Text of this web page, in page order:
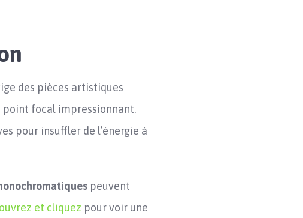
des pièces artistiques
point focal impressionnant.
pour insuffler de l’énergie à
peuvent
et cliquez pour voir une